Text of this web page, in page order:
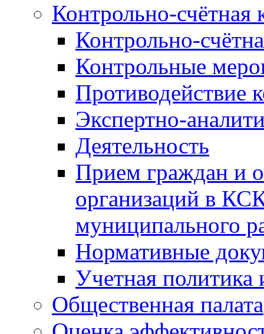
Контрольно-счётная
Контрольно-
Контрольные
Противодействие
Экспертно-
Деятельность
Прием граждан и
организаций в
муниципального
Нормативные
Учетная политика
Общественная палата